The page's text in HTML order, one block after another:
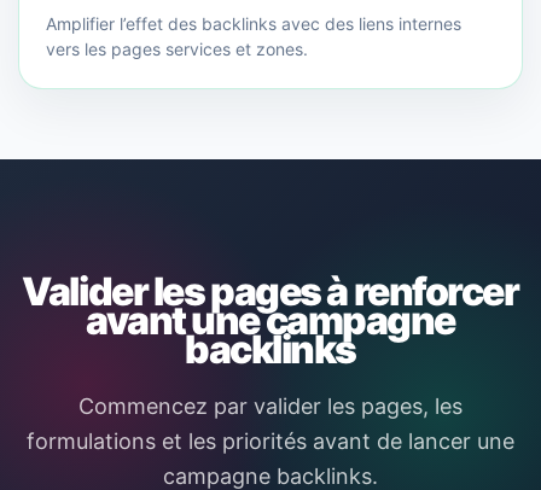
Amplifier l’effet des backlinks avec des liens internes
vers les pages services et zones.
Valider les pages à renforcer
avant une campagne
backlinks
Commencez par valider les pages, les
formulations et les priorités avant de lancer une
campagne backlinks.